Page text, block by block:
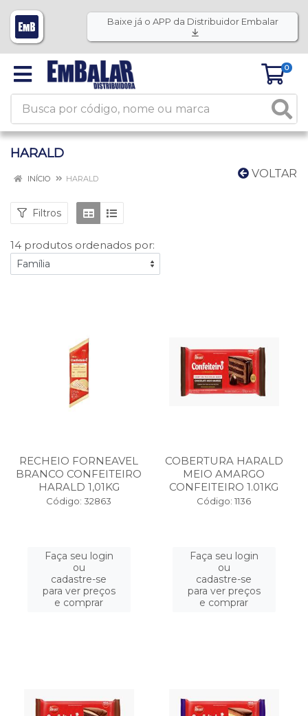
Baixe já o APP da Distribuidor Embalar
0
HARALD
VOLTAR
INÍCIO HARALD
Filtros
14 produtos ordenados por:
RECHEIO FORNEAVEL
BRANCO CONFEITEIRO
HARALD 1,01KG
Código: 32863
Faça seu login
ou
cadastre-se
para ver preços
e comprar
COBERTURA HARALD
MEIO AMARGO
CONFEITEIRO 1.01KG
Código: 1136
Faça seu login
ou
cadastre-se
para ver preços
e comprar